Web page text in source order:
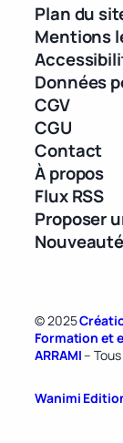
Plan du
Mentions
Données
CGV
CGU
Contact
À propos
Flux RSS
Proposer
© 2025
Formation et
ARRAMI–
Wanimi